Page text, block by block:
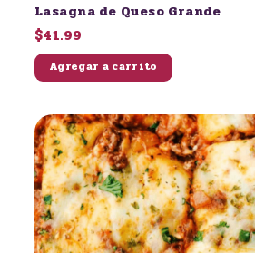
Lasagna de Queso Grande
$41.99
Agregar a carrito